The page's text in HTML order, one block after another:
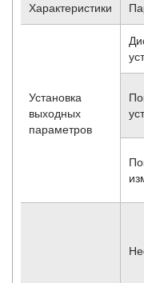
Характеристики
Установка
выходных
параметров